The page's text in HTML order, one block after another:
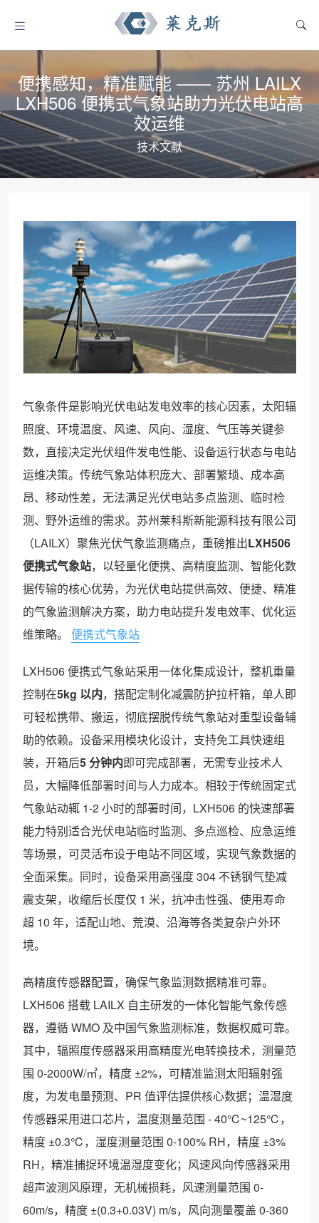
便携感知，精准赋能 —— 苏州 LAILX
LXH506 便携式气象站助力光伏电站高
效运维
技术文献
气象条件是影响光伏电站发电效率的核心因素，太阳辐
照度、环境温度、风速、风向、湿度、气压等关键参
数，直接决定光伏组件发电性能、设备运行状态与电站
运维决策。传统气象站体积庞大、部署繁琐、成本高
昂、移动性差，无法满足光伏电站多点监测、临时检
测、野外运维的需求。苏州莱科斯新能源科技有限公司
（LAILX）聚焦光伏气象监测痛点，重磅推出LXH506
便携式气象站，以轻量化便携、高精度监测、智能化数
据传输的核心优势，为光伏电站提供高效、便捷、精准
的气象监测解决方案，助力电站提升发电效率、优化运
维策略。
便携式气象站
LXH506 便携式气象站采用一体化集成设计，整机重量
控制在5kg 以内，搭配定制化减震防护拉杆箱，单人即
可轻松携带、搬运，彻底摆脱传统气象站对重型设备辅
助的依赖。设备采用模块化设计，支持免工具快速组
装，开箱后5 分钟内即可完成部署，无需专业技术人
员，大幅降低部署时间与人力成本。相较于传统固定式
气象站动辄 1-2 小时的部署时间，LXH506 的快速部署
能力特别适合光伏电站临时监测、多点巡检、应急运维
等场景，可灵活布设于电站不同区域，实现气象数据的
全面采集。同时，设备采用高强度 304 不锈钢气垫减
震支架，收缩后长度仅 1 米，抗冲击性强、使用寿命
超 10 年，适配山地、荒漠、沿海等各类复杂户外环
境。
高精度传感器配置，确保气象监测数据精准可靠。
LXH506 搭载 LAILX 自主研发的一体化智能气象传感
器，遵循 WMO 及中国气象监测标准，数据权威可靠。
其中，辐照度传感器采用高精度光电转换技术，测量范
围 0-2000W/㎡，精度 ±2%，可精准监测太阳辐射强
度，为发电量预测、PR 值评估提供核心数据；温湿度
传感器采用进口芯片，温度测量范围 - 40℃~125℃，
精度 ±0.3℃，湿度测量范围 0-100% RH，精度 ±3%
RH，精准捕捉环境温湿度变化；风速风向传感器采用
超声波测风原理，无机械损耗，风速测量范围 0-
60m/s，精度 ±(0.3+0.03V) m/s，风向测量覆盖 0-360